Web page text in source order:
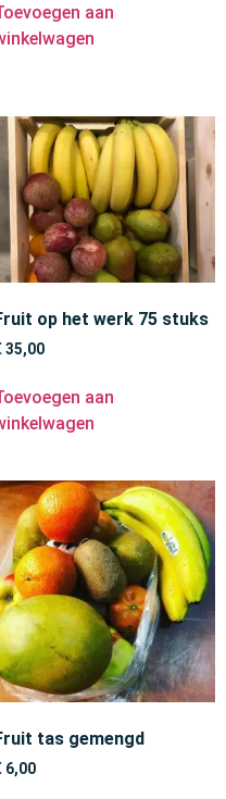
aan
op het werk 75 stuks
35,00
aan
tas gemengd
6,00